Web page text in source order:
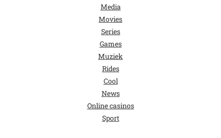
Media
Movies
Series
Games
Muziek
Rides
Cool
News
Online casinos
Sport